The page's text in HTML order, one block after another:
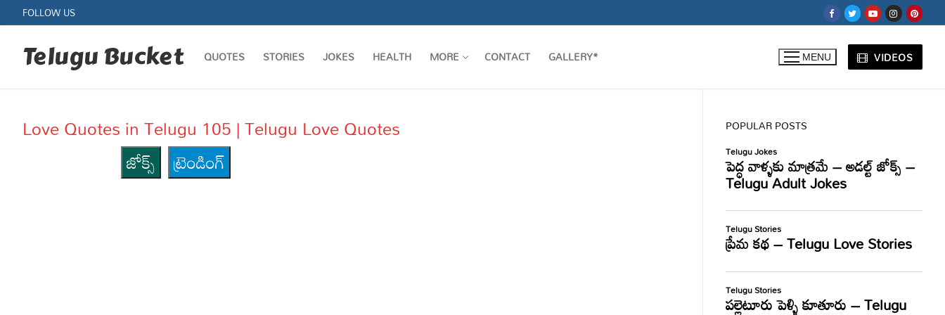
to
content
FOLLOW US
Telugu Bucket QUOTES STORIES JOKES HEALTH MORE CONTACT GALLERY* MENU VIDEOS
Love Quotes in Telugu 105 | Telugu Love Quotes
జోక్స్
ట్రెండింగ్
POPULAR POSTS